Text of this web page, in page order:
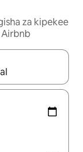
za kipekee
Airbnb
vitufe vya